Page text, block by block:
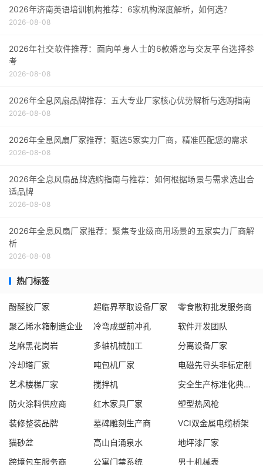
2026年济南英语培训机构推荐：6家机构深度解析，如何选？
2026-08-08
2026年社交软件推荐：面向单身人士的6款婚恋与交友平台选择参
考
2026-08-08
2026年全息风扇品牌推荐：五大专业厂家核心优势解析与选购指南
2026-08-08
2026年全息风扇厂家推荐：甄选5家实力厂商，精准匹配您的需求
2026-08-08
2026年全息风扇品牌选购指南与推荐：如何根据场景与需求选出合
适品牌
2026-08-08
2026年全息风扇厂家推荐：聚焦专业级商用场景的五家实力厂商解
析
2026-08-08
热门标签
酚醛胶厂家 超临界萃取设备厂家
零食散称批发服务商
聚乙烯水箱制造企业
冷弯成型前冲孔
软件开发团队
芝麻黑花岗岩
多轴机械加工
分离设备厂家
冷却塔厂家
吨包机厂家
电磁先导头非标定制
艺术楼梯厂家
搅拌机
安全生产标准化典范企业
防火涂料供应商
红木家具厂家
塑型热风枪
装修整装品牌
墓碑雕刻生产商
VCI双金属电缆桥架
猫砂盆
高山自涌泉水
地坪漆厂家
跨境包车服务商
公寓门禁系统 男士机械表